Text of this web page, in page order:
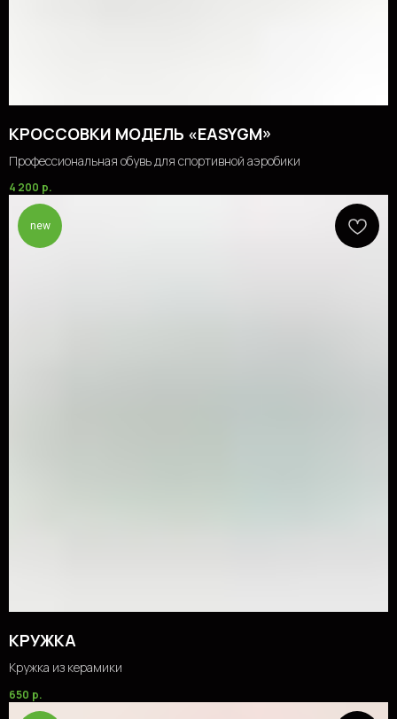
КРОССОВКИ МОДЕЛЬ «EASYGM»
Профессиональная обувь для спортивной аэробики
4 200 р.
new
КРУЖКА
Кружка из керамики
650 р.